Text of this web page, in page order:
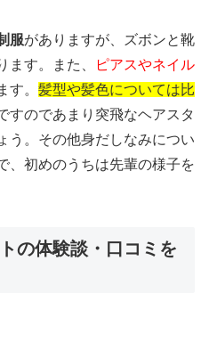
服がありますが、ズボンと靴
ます。また、
ピアスやネイル
す。 髪型や髪色については比
すのであまり突飛なヘアスタ
う。その他身だしなみについ
、初めのうちは先輩の様子を
の体験談・口コミを